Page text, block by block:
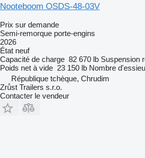
Nooteboom OSDS-48-03V
Prix sur demande
Semi-remorque porte-engins
2026
État neuf
Capacité de charge 82 670 lb Suspension
Poids net à vide 23 150 lb Nombre
République tchèque, Chrudim
Zrůst Trailers s.r.o.
Contacter le vendeur